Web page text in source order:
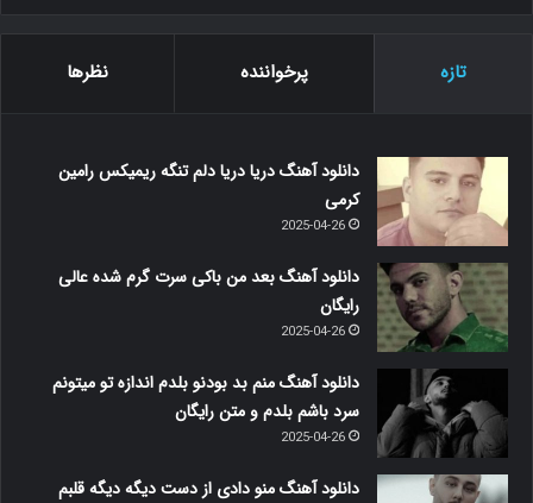
تازه پرخواننده نظرها
دانلود آهنگ دریا دریا دلم تنگه ریمیکس رامین
کرمی
2025-04-26
دانلود آهنگ بعد من باکی سرت گرم شده عالی
رایگان
2025-04-26
دانلود آهنگ منم بد بودنو بلدم اندازه تو میتونم
سرد باشم بلدم و متن رایگان
2025-04-26
دانلود آهنگ منو دادی از دست دیگه دیگه قلبم